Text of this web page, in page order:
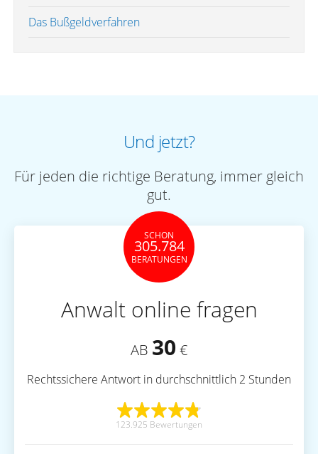
Das Bußgeldverfahren
Und jetzt?
Für jeden die richtige Beratung, immer gleich
gut.
SCHON
305.784
BERATUNGEN
Anwalt online fragen
AB 30 €
Rechtssichere Antwort in durchschnittlich 2 Stunden
123.925 Bewertungen